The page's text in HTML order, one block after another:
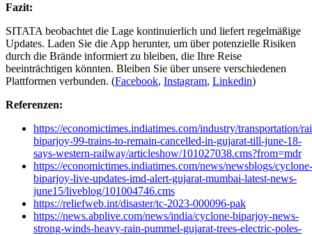
Fazit:
SITATA beobachtet die Lage kontinuierlich und liefert regelmäßige
Updates. Laden Sie die App herunter, um über potenzielle Risiken
durch die Brände informiert zu bleiben, die Ihre Reise
beeinträchtigen könnten. Bleiben Sie über unsere verschiedenen
Plattformen verbunden. (Facebook, Instagram, Linkedin)
Referenzen:
https://economictimes.indiatimes.com/industry/transportation/
biparjoy-99-trains-to-remain-cancelled-in-gujarat-till-june-18-
says-western-railway/articleshow/101027038.cms?from=mdr
https://economictimes.indiatimes.com/news/newsblogs/cyclone-
biparjoy-live-updates-imd-alert-gujarat-mumbai-latest-news-
june15/liveblog/101004746.cms
https://reliefweb.int/disaster/tc-2023-000096-pak
https://news.abplive.com/news/india/cyclone-biparjoy-news-
strong-winds-heavy-rain-pummel-gujarat-trees-electric-poles-